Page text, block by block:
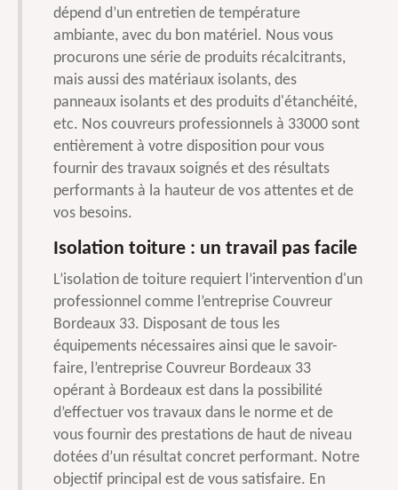
dépend d’un entretien de température
ambiante, avec du bon matériel. Nous vous
procurons une série de produits récalcitrants,
mais aussi des matériaux isolants, des
panneaux isolants et des produits d'étanchéité,
etc. Nos couvreurs professionnels à 33000 sont
entièrement à votre disposition pour vous
fournir des travaux soignés et des résultats
performants à la hauteur de vos attentes et de
vos besoins.
Isolation toiture : un travail pas facile
L’isolation de toiture requiert l’intervention d'un
professionnel comme l’entreprise Couvreur
Bordeaux 33. Disposant de tous les
équipements nécessaires ainsi que le savoir-
faire, l’entreprise Couvreur Bordeaux 33
opérant à Bordeaux est dans la possibilité
d’effectuer vos travaux dans le norme et de
vous fournir des prestations de haut de niveau
dotées d’un résultat concret performant. Notre
objectif principal est de vous satisfaire. En